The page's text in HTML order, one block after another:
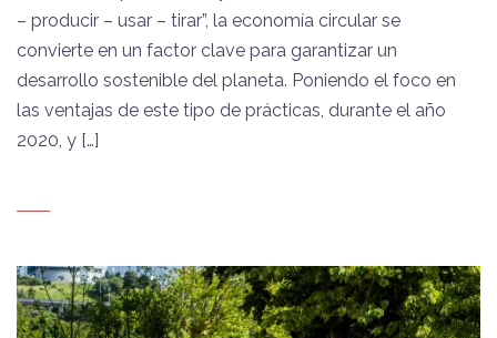
– producir – usar – tirar”, la economía circular se
convierte en un factor clave para garantizar un
desarrollo sostenible del planeta. Poniendo el foco en
las ventajas de este tipo de prácticas, durante el año
2020, y […]